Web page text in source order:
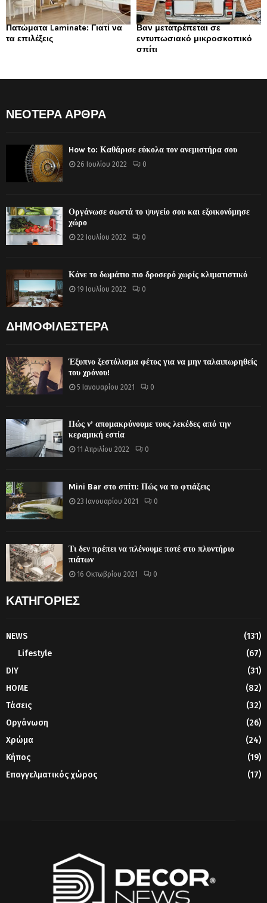
Πατώματα Laminate: Γιατί να
τα επιλέξεις
Βαν μετατρέπεται σε
εντυπωσιακό μικροσκοπικό
σπίτι
ΝΕΟΤΕΡΑ ΑΡΘΡΑ
How to: Καθάρισε εύκολα τον ανεμιστήρα σου
26 Ιουλίου 2022 0
Οργάνωσε σωστά το ψυγείο σου και εξοικονόμησε
χώρο
22 Ιουλίου 2022 0
Κάνε το δωμάτιο πιο δροσερό χωρίς κλιματιστικό
19 Ιουλίου 2022 0
ΔΗΜΟΦΙΛΕΣΤΕΡΑ
Έξυπνο ξεστόλισμα φέτος για να μην ταλαιπωρηθείς
του χρόνου!
5 Ιανουαρίου 2021 0
Πώς ν’ απομακρύνουμε τους λεκέδες από την
κεραμική εστία
11 Απριλίου 2022 0
Mini Bar στο σπίτι: Πώς να το φτιάξεις
23 Ιανουαρίου 2021 0
Τι δεν πρέπει να πλένουμε ποτέ στο πλυντήριο
πιάτων
16 Οκτωβρίου 2021 0
ΚΑΤΗΓΟΡΙΕΣ
NEWS
(131)
Lifestyle
(67)
DIY
(31)
HOME
(82)
Τάσεις
(32)
Οργάνωση
(26)
Χρώμα
(24)
Κήπος
(19)
Επαγγελματικός χώρος
(17)